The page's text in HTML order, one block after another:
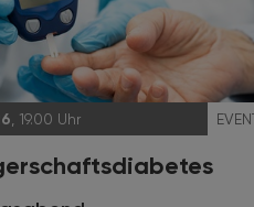
, 19.00 Uhr